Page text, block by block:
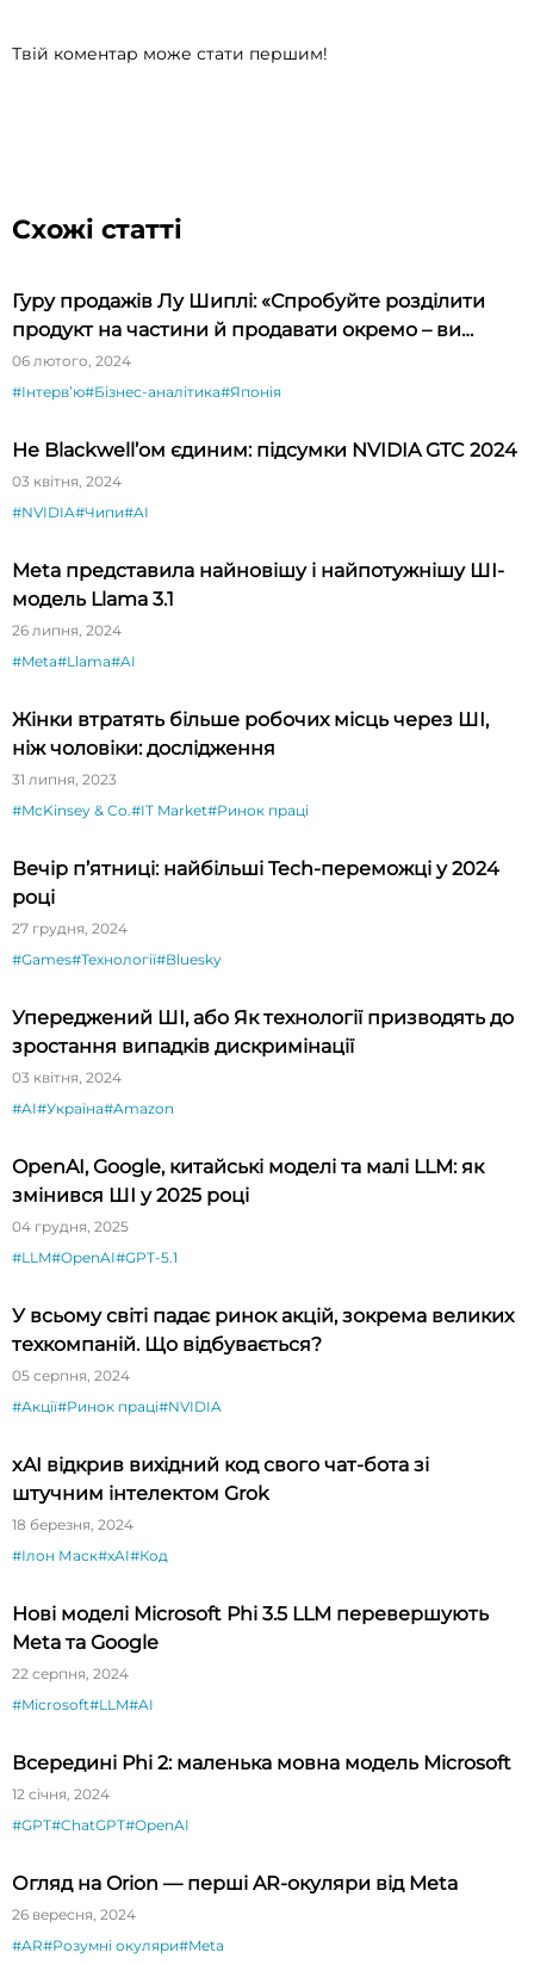
Твій коментар може стати першим!
Схожі статті
Гуру продажів Лу Шиплі: «Спробуйте розділити
продукт на частини й продавати окремо – ви
будете вражені»
06 лютого, 2024
#Інтервʼю#Бізнес-аналітика#Японія
Не Blackwell’ом єдиним: підсумки NVIDIA GTC 2024
03 квітня, 2024
#NVIDIA#Чипи#AI
Meta представила найновішу і найпотужнішу ШІ-
модель Llama 3.1
26 липня, 2024
#Meta#Llama#AI
Жінки втратять більше робочих місць через ШІ,
ніж чоловіки: дослідження
31 липня, 2023
#McKinsey & Co.#IT Market#Ринок праці
Вечір п’ятниці: найбільші Tech-переможці у 2024
році
27 грудня, 2024
#Games#Технології#Bluesky
Упереджений ШІ, або Як технології призводять до
зростання випадків дискримінації
03 квітня, 2024
#AI#Україна#Amazon
OpenAI, Google, китайські моделі та малі LLM: як
змінився ШІ у 2025 році
04 грудня, 2025
#LLM#OpenAI#GPT-5.1
У всьому світі падає ринок акцій, зокрема великих
техкомпаній. Що відбувається?
05 серпня, 2024
#Акції#Ринок праці#NVIDIA
xAI відкрив вихідний код свого чат-бота зі
штучним інтелектом Grok
18 березня, 2024
#Ілон Маск#xAI#Код
Нові моделі Microsoft Phi 3.5 LLM перевершують
Meta та Google
22 серпня, 2024
#Microsoft#LLM#AI
Всередині Phi 2: маленька мовна модель Microsoft
12 січня, 2024
#GPT#ChatGPT#OpenAI
Огляд на Orion — перші AR-окуляри від Meta
26 вересня, 2024
#AR#Розумні окуляри#Meta